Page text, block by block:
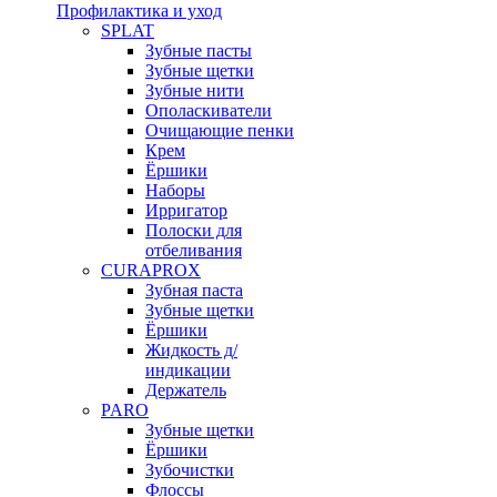
Профилактика и уход
SPLAT
Зубные пасты
Зубные щетки
Зубные нити
Ополаскиватели
Очищающие пенки
Крем
Ёршики
Наборы
Ирригатор
Полоски для
отбеливания
CURAPROX
Зубная паста
Зубные щетки
Ёршики
Жидкость д/
индикации
Держатель
PARO
Зубные щетки
Ёршики
Зубочистки
Флоссы